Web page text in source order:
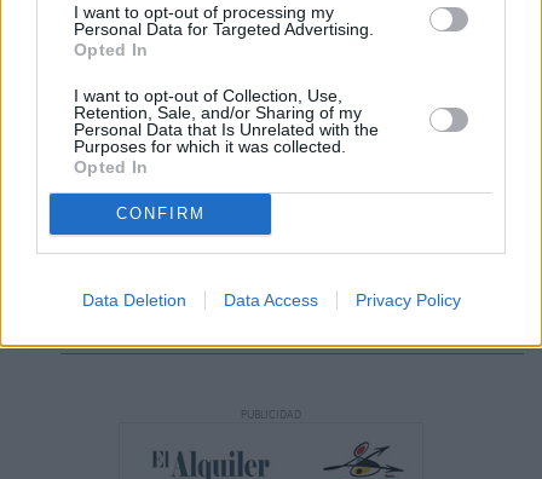
I want to opt-out of processing my
Personal Data for Targeted Advertising.
Opted In
I want to opt-out of Collection, Use,
Retention, Sale, and/or Sharing of my
Personal Data that Is Unrelated with the
Purposes for which it was collected.
Opted In
CONFIRM
Data Deletion Data Access Privacy Policy
por 30 euros por trayecto
en Fuerteventura
PUBLICIDAD